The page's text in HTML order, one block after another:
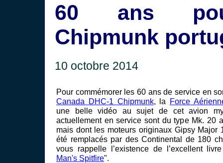
60 ans
Chipmunk
10 octobre 2014
Pour commémorer les 60 ans de service en
Canada DHC-1 Chipmunk, la Force
une belle vidéo au sujet de cet avion
actuellement en service sont du type Mk. 20
mais dont les moteurs originaux Gipsy Major
été remplacés par des Continental de 180
vous rappelle l’existence de l’excellent
Man's Spitfire".